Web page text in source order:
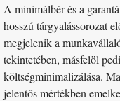
A minimálbér és a
hosszú tárgyalássorozat
megjelenik a
tekintetében, másfelöl
költségminimalizálása.
jelentős mértékben